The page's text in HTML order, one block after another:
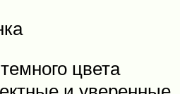
цвета